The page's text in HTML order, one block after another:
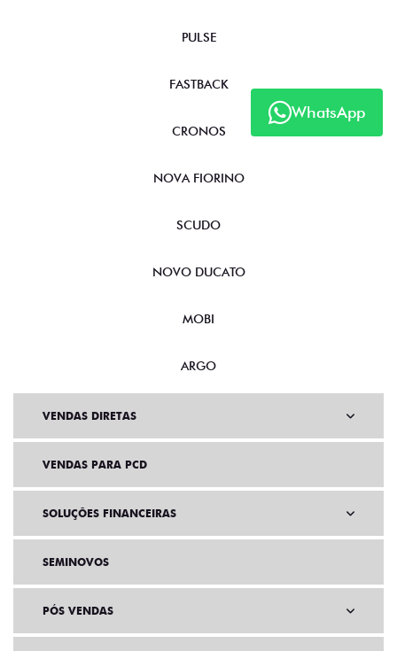
WhatsApp
PULSE
FASTBACK
CRONOS
NOVA FIORINO
SCUDO
NOVO DUCATO
MOBI
ARGO
VENDAS DIRETAS
VENDAS PARA PCD
SOLUÇÕES FINANCEIRAS
SEMINOVOS
PÓS VENDAS